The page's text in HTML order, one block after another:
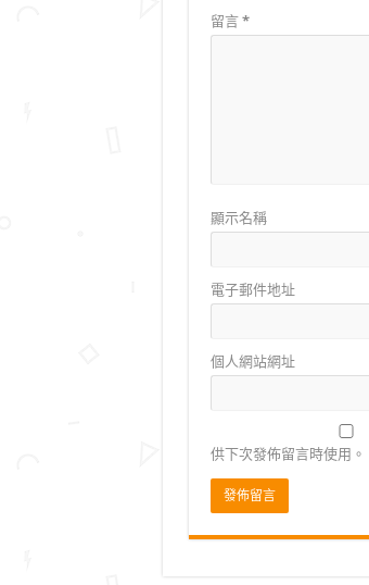
留言 *
顯示名稱
電子郵件地址
個人網站網址
供下次發佈留言時使用。